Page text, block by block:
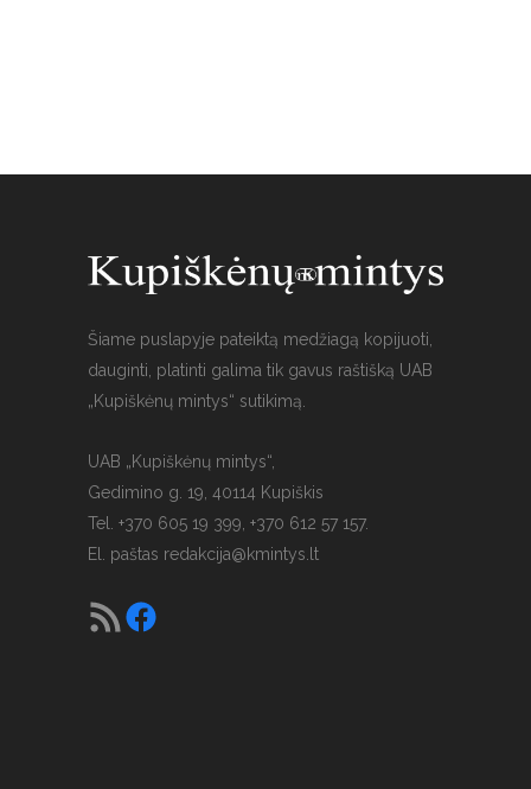
Šiame puslapyje pateiktą medžiagą kopijuoti,
dauginti, platinti galima tik gavus raštišką UAB
„Kupiškėnų mintys“ sutikimą.
UAB „Kupiškėnų mintys“,
Gedimino g. 19, 40114 Kupiškis
Tel. +370 605 19 399, +370 612 57 157.
El. paštas redakcija@kmintys.lt